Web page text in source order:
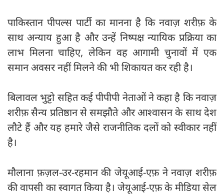
पाकिस्तान पीपल्स पार्टी का मानना है कि नवाज़ शरीफ़ के
साथ अन्याय हुआ है और उन्हें निष्पक्ष न्यायिक प्रक्रिया का
लाभ मिलना चाहिए, लेकिन वह आगामी चुनावों में एक
समान अवसर नहीं मिलने की भी शिकायत कर रही है।
बिलावल भुट्टो सहित कई पीपीपी नेताओं ने कहा है कि नवाज़
शरीफ़ सैन्य प्रतिष्ठान से समझौते और आश्वासन के साथ देश
लौटे हैं और यह हमारे जैसे राजनीतिक दलों को स्वीकार नहीं
है।
मौलाना फ़ज़ल-उर-रहमान की जेयूआई-एफ़ ने नवाज़ शरीफ़
की वापसी का स्वागत किया है। जेयूआई-एफ़ के मीडिया सेल